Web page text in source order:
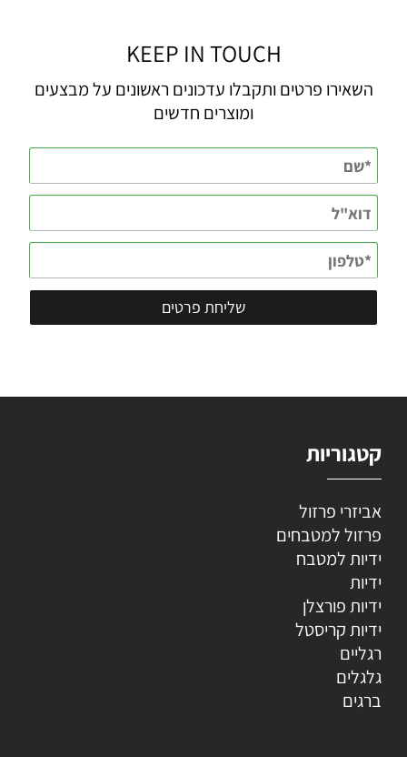
KEEP IN TOUCH
השאירו פרטים ותקבלו עדכונים ראשונים על מבצעים
ומוצרים חדשים
קטגוריות
אביזרי פרזול
פרזול למטבחים
ידיות למטבח
ידיות
ידיות פורצלן
ידיות קריסטל
רגליים
גלגלים
ברגים